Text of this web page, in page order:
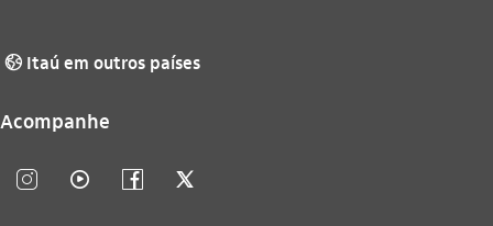
globo_outline Itaú em outros países
Acompanhe
instagram_outline video_outline facebook_outline twitter_outline